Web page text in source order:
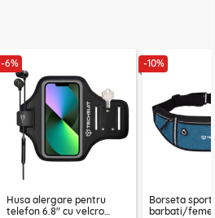
-6%
Husa alergare pentru
telefon 6.8" cu velcro
-10%
Borseta
barbati/femei